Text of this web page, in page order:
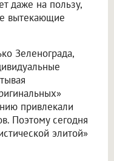
даже на пользу,
вытекающие
Зеленограда,
привлекали
Поэтому сегодня
элитой»